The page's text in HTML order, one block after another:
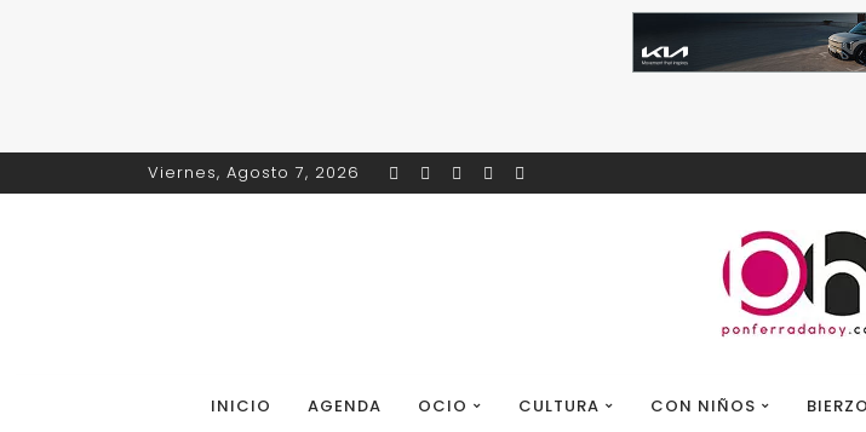
Viernes, Agosto 7, 2026
INICIO AGENDA OCIO CULTURA CON NIÑOS BIERZO